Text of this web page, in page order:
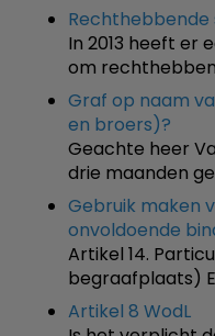
Rechthebbende
In 2013 heeft er
om
Graf op naam
en broers)?
Geachte heer
drie maanden
Gebruik maken
onvoldoende
Artikel 14.
begraafplaats)
Artikel 8 WodL